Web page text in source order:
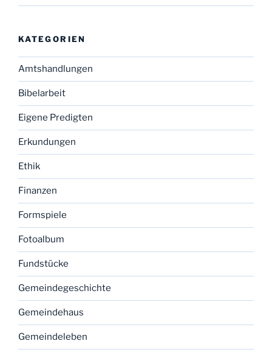
KATEGORIEN
Amtshandlungen
Bibelarbeit
Eigene Predigten
Erkundungen
Ethik
Finanzen
Formspiele
Fotoalbum
Fundstücke
Gemeindegeschichte
Gemeindehaus
Gemeindeleben